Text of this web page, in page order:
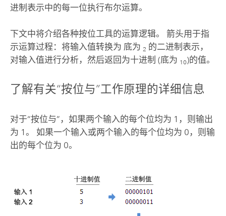
进制表示中的每一位执行布尔运算。
下文中将介绍各种按位工具的运算逻辑。 箭头用于指
示运算过程：将输入值转换为 底为 2 的二进制表示，
对输入值进行分析，然后返回为十进制 (底为 10)的值。
了解有关“按位与”工作原理的详细信息
对于“按位与”，如果两个输入的每个位均为 1，则输出
为 1。 如果一个输入或两个输入的每个位均为 0，则输
出的每个位为 0。